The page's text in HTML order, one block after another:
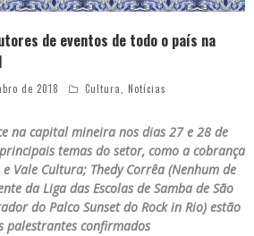
de eventos de todo o país na
de 2018 Cultura, Notícias
na capital mineira nos dias 27 e 28 de
temas do setor, como a cobrança
Vale Cultura; Thedy Corrêa (Nenhum de
da Liga das Escolas de Samba de São
do Palco Sunset do Rock in Rio) estão
palestrantes confirmados